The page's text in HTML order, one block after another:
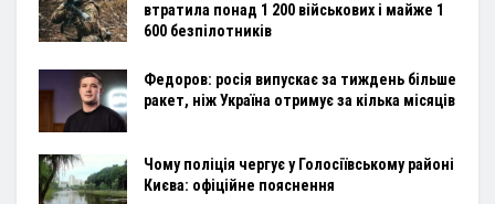
втратила понад 1 200 військових і майже 1
600 безпілотників
Федоров: росія випускає за тиждень більше
ракет, ніж Україна отримує за кілька місяців
Чому поліція чергує у Голосіївському районі
Києва: офіційне пояснення